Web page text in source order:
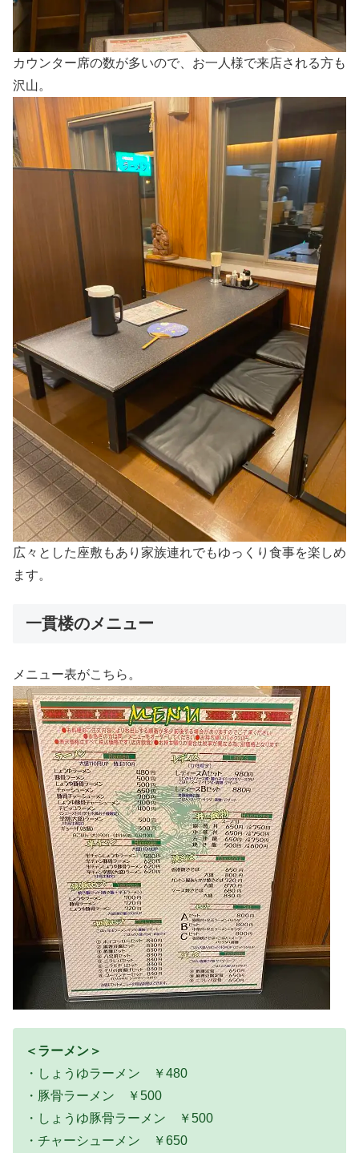
カウンター席の数が多いので、お一人様で来店される方も
沢山。
広々とした座敷もあり家族連れでもゆっくり食事を楽しめ
ます。
一貫楼のメニュー
メニュー表がこちら。
＜ラーメン＞
・しょうゆラーメン ￥480
・豚骨ラーメン ￥500
・しょうゆ豚骨ラーメン ￥500
・チャーシューメン ￥650